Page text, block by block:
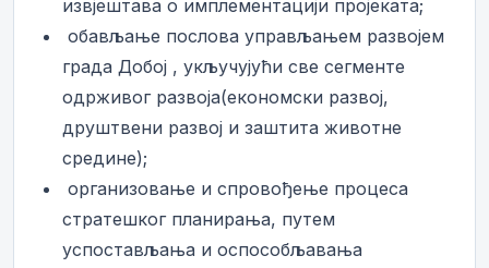
извјештава о имплементацији пројеката;
­ обављање послова управљањем развојем
града Добој , укључујући све сегменте
одрживог развоја(економски развој,
друштвени развој и заштита животне
средине);
­ организовање и спровођење процеса
стратешког планирања, путем
успостављања и оспособљавања